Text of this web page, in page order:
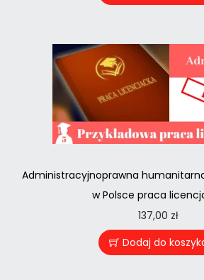
Administracyjnoprawna
w Polsce praca
137,00 zł
Dodaj do